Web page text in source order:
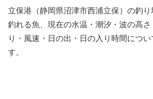
立保港（静岡県沼津市西浦立保）の釣
釣れる魚、現在の水温・潮汐・波の高
り・風速・日の出・日の入り時間につい
す。